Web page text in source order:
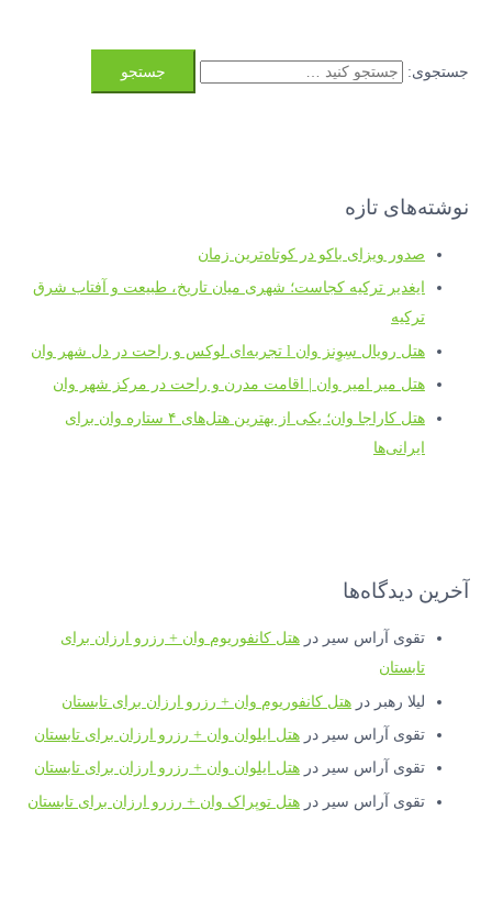
جستجوی:
نوشته‌های تازه
صدور ویزای باکو در کوتاه‌ترین زمان
ایغدیر ترکیه کجاست؛ شهری میان تاریخ، طبیعت و آفتاب شرق
ترکیه
هتل رویال سِوِنز وان l تجربه‌ای لوکس و راحت در دل شهر وان
هتل میر امیر وان | اقامت مدرن و راحت در مرکز شهر وان
هتل کاراجا وان؛ یکی از بهترین هتل‌های ۴ ستاره وان برای
ایرانی‌ها
آخرین دیدگاه‌ها
تقوی آراس سیر درهتل کانفوریوم وان + رزرو ارزان برای
تابستان
لیلا رهبر درهتل کانفوریوم وان + رزرو ارزان برای تابستان
تقوی آراس سیر درهتل ایلوان وان + رزرو ارزان برای تابستان
تقوی آراس سیر درهتل ایلوان وان + رزرو ارزان برای تابستان
تقوی آراس سیر درهتل توپراک وان + رزرو ارزان برای تابستان